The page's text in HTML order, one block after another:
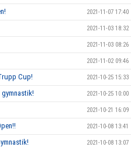
2021-11-07 17:40
2021-11-03 18:32
2021-11-03 08:26
2021-11-02 09:46
Cup! 2021-10-25 15:33
2021-10-25 10:00
2021-10-21 16:09
2021-10-08 13:41
2021-10-08 13:07